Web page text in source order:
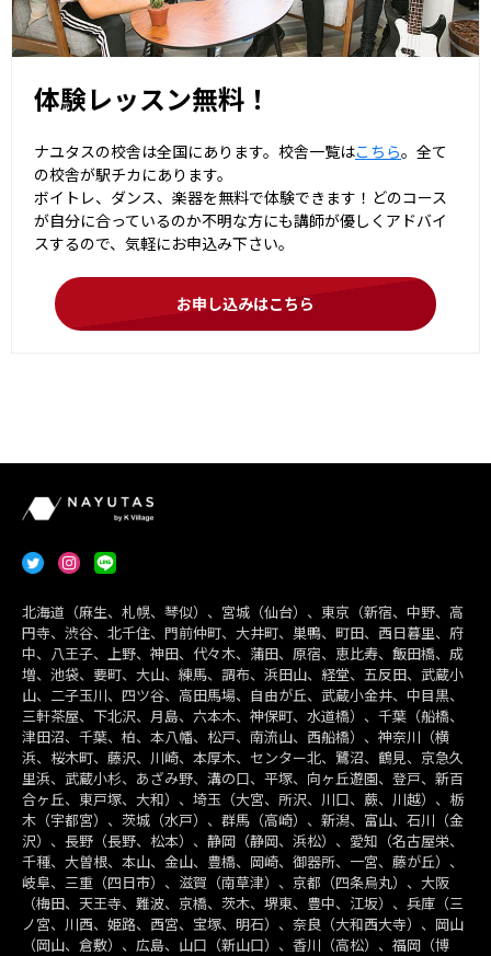
体験レッスン無料！
ナユタスの校舎は全国にあります。校舎一覧はこちら。全て
の校舎が駅チカにあります。
ボイトレ、ダンス、楽器を無料で体験できます！どのコース
が自分に合っているのか不明な方にも講師が優しくアドバイ
スするので、気軽にお申込み下さい。
お申し込みはこちら
北海道（麻生、札幌、琴似）、宮城（仙台）、東京（新宿、中野、高
円寺、渋谷、北千住、門前仲町、大井町、巣鴨、町田、西日暮里、府
中、八王子、上野、神田、代々木、蒲田、原宿、恵比寿、飯田橋、成
増、池袋、要町、大山、練馬、調布、浜田山、経堂、五反田、武蔵小
山、二子玉川、四ツ谷、高田馬場、自由が丘、武蔵小金井、中目黒、
三軒茶屋、下北沢、月島、六本木、神保町、水道橋）、千葉（船橋、
津田沼、千葉、柏、本八幡、松戸、南流山、西船橋）、神奈川（横
浜、桜木町、藤沢、川崎、本厚木、センター北、鷺沼、鶴見、京急久
里浜、武蔵小杉、あざみ野、溝の口、平塚、向ヶ丘遊園、登戸、新百
合ヶ丘、東戸塚、大和）、埼玉（大宮、所沢、川口、蕨、川越）、栃
木（宇都宮）、茨城（水戸）、群馬（高崎）、新潟、富山、石川（金
沢）、長野（長野、松本）、静岡（静岡、浜松）、愛知（名古屋栄、
千種、大曽根、本山、金山、豊橋、岡崎、御器所、一宮、藤が丘）、
岐阜、三重（四日市）、滋賀（南草津）、京都（四条烏丸）、大阪
（梅田、天王寺、難波、京橋、茨木、堺東、豊中、江坂）、兵庫（三
ノ宮、川西、姫路、西宮、宝塚、明石）、奈良（大和西大寺）、岡山
（岡山、倉敷）、広島、山口（新山口）、香川（高松）、福岡（博